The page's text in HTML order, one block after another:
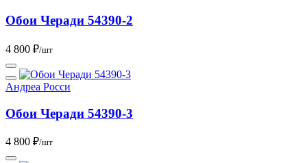
Обои Черади 54390-2
4 800 ₽/шт
Андреа Росси
Обои Черади 54390-3
4 800 ₽/шт